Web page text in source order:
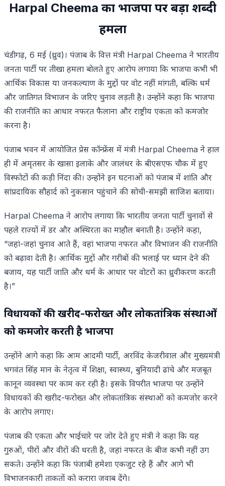
Harpal Cheema का भाजपा पर बड़ा शब्दी
हमला
चंडीगढ़, 6 मई (ध्रुव)। पंजाब के वित्त मंत्री Harpal Cheema ने भारतीय
जनता पार्टी पर तीखा हमला बोलते हुए आरोप लगाया कि भाजपा कभी भी
आर्थिक विकास या जनकल्याण के मुद्दों पर वोट नहीं मांगती, बल्कि धर्म
और जातिगत विभाजन के जरिए चुनाव लड़ती है। उन्होंने कहा कि भाजपा
की राजनीति का आधार नफरत फैलाना और राष्ट्रीय एकता को कमजोर
करना है।
पंजाब भवन में आयोजित प्रेस कॉन्फ्रेंस में मंत्री Harpal Cheema ने हाल
ही में अमृतसर के खासा इलाके और जालंधर के बीएसएफ चौक में हुए
विस्फोटों की कड़ी निंदा की। उन्होंने इन घटनाओं को पंजाब में शांति और
सांप्रदायिक सौहार्द को नुकसान पहुंचाने की सोची-समझी साजिश बताया।
Harpal Cheema ने आरोप लगाया कि भारतीय जनता पार्टी चुनावों से
पहले राज्यों में डर और अस्थिरता का माहौल बनाती है। उन्होंने कहा,
“जहां-जहां चुनाव आते हैं, वहां भाजपा नफरत और विभाजन की राजनीति
को बढ़ावा देती है। आर्थिक मुद्दों और गरीबों की भलाई पर ध्यान देने की
बजाय, यह पार्टी जाति और धर्म के आधार पर वोटरों का ध्रुवीकरण करती
है।”
विधायकों की खरीद-फरोख्त और लोकतांत्रिक संस्थाओं
को कमजोर करती है भाजपा
उन्होंने आगे कहा कि आम आदमी पार्टी, अरविंद केजरीवाल और मुख्यमंत्री
भगवंत सिंह मान के नेतृत्व में शिक्षा, स्वास्थ्य, बुनियादी ढांचे और मजबूत
कानून व्यवस्था पर काम कर रही है। इसके विपरीत भाजपा पर उन्होंने
विधायकों की खरीद-फरोख्त और लोकतांत्रिक संस्थाओं को कमजोर करने
के आरोप लगाए।
पंजाब की एकता और भाईचारे पर जोर देते हुए मंत्री ने कहा कि यह
गुरुओं, पीरों और वीरों की धरती है, जहां नफरत के बीज कभी नहीं उग
सकते। उन्होंने कहा कि पंजाबी हमेशा एकजुट रहे हैं और आगे भी
विभाजनकारी ताकतों को करारा जवाब देंगे।